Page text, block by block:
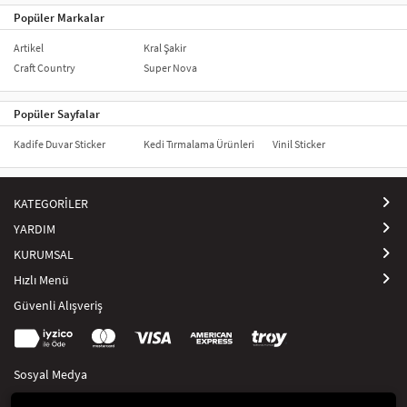
Popüler Markalar
Artikel
Craft Country
Kral Şakir
Super Nova
Popüler Sayfalar
Kadife Duvar Sticker Kedi Tırmalama Ürünleri Vinil Sticker
KATEGORİLER
YARDIM
KURUMSAL
Hızlı Menü
Güvenli Alışveriş
Sosyal Medya